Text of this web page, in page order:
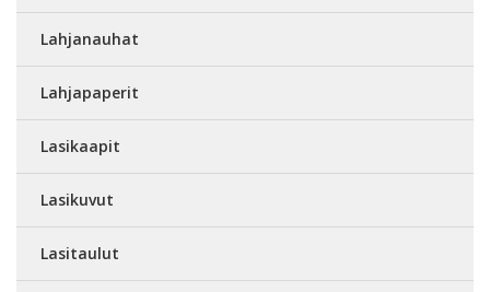
Lahjanauhat
Lahjapaperit
Lasikaapit
Lasikuvut
Lasitaulut